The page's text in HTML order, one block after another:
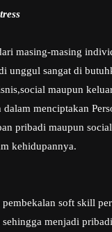
masing-masing
unggul sangat di
maupun
menciptakan
pribadi maupun
kehidupannya.
soft skill
menjadi